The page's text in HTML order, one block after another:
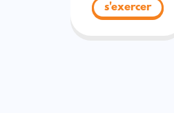
s'exercer